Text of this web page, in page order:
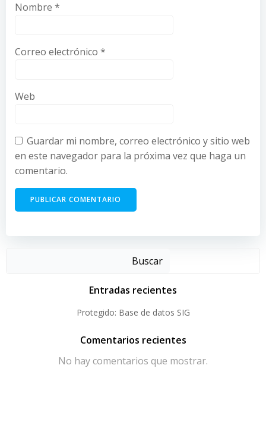
Nombre *
Correo electrónico *
Web
Guardar mi nombre, correo electrónico y sitio web
en este navegador para la próxima vez que haga un
comentario.
Buscar
Entradas recientes
Protegido: Base de datos SIG
Comentarios recientes
No hay comentarios que mostrar.